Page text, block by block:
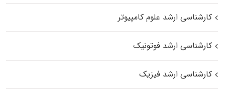
کارشناسی ارشد علوم کامپیوتر
کارشناسی ارشد فوتونیک
کارشناسی ارشد فیزیک